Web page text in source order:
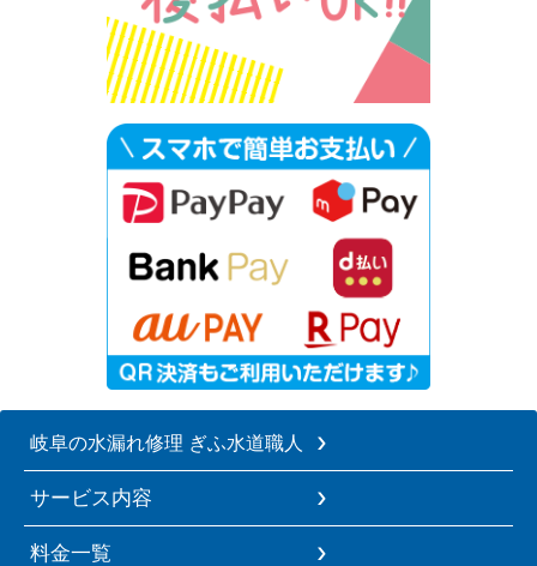
岐阜の水漏れ修理 ぎふ水道職人
サービス内容
料金一覧